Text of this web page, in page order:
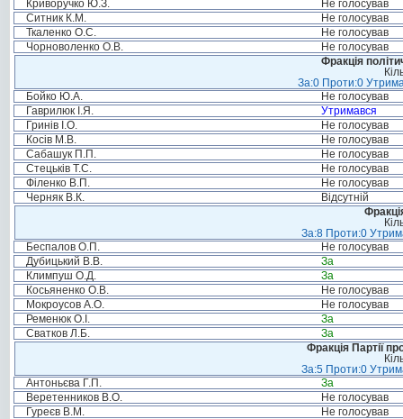
Криворучко Ю.З.
Не голосував
Ситник К.М.
Не голосував
Ткаленко О.С.
Не голосував
Чорноволенко О.В.
Не голосував
Фракція
За:0 Проти:0
Бойко Ю.А.
Не голосував
Гаврилюк І.Я.
Утримався
Гринів І.О.
Не голосував
Косів М.В.
Не голосував
Сабашук П.П.
Не голосував
Стецьків Т.С.
Не голосував
Філенко В.П.
Не голосував
Черняк В.К.
Відсутній
За:8 Проти:0
Беспалов О.П.
Не голосував
Дубицький В.В.
За
Климпуш О.Д.
За
Косьяненко О.В.
Не голосував
Мокроусов А.О.
Не голосував
Ременюк О.І.
За
Сватков Л.Б.
За
Фракція Партії
За:5 Проти:0
Антоньєва Г.П.
За
Веретенников В.О.
Не голосував
Гуреєв В.М.
Не голосував